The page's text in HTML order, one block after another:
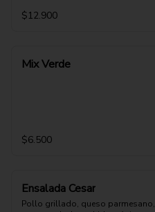
$12.900
Mix Verde
$6.500
Ensalada Cesar
Pollo grillado, queso parmesano,